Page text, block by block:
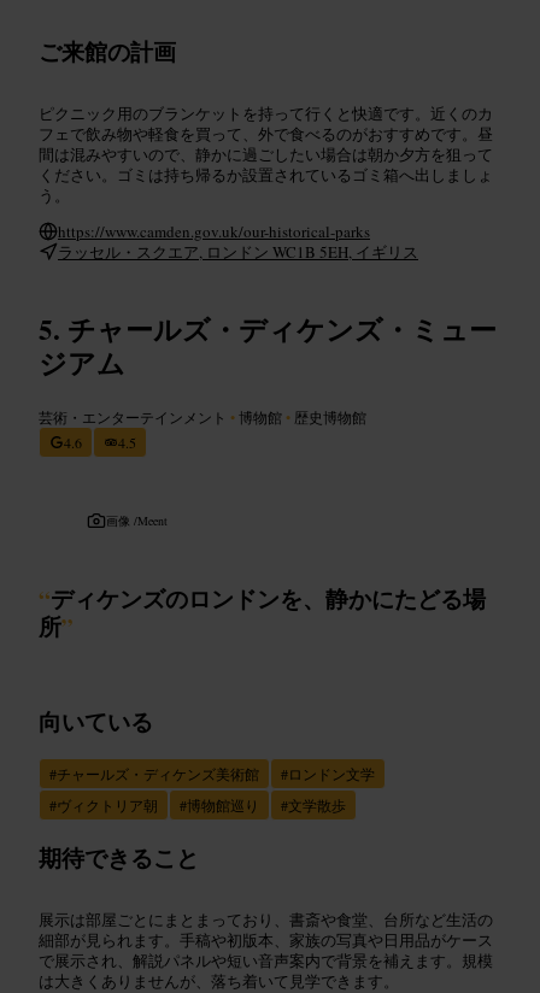
ご来館の計画
ピクニック用のブランケットを持って行くと快適です。近くのカ
フェで飲み物や軽食を買って、外で食べるのがおすすめです。昼
間は混みやすいので、静かに過ごしたい場合は朝か夕方を狙って
ください。ゴミは持ち帰るか設置されているゴミ箱へ出しましょ
う。
https://www.camden.gov.uk/our-historical-parks
ラッセル・スクエア, ロンドン WC1B 5EH, イギリス
チャールズ・ディケンズ・ミュー
ジアム
芸術・エンターテインメント •博物館 • 歴史博物館
4.6
4.5
画像 /Meent
“ディケンズのロンドンを、静かにたどる場
所”
向いている
#チャールズ・ディケンズ美術館 #ロンドン文学
#ヴィクトリア朝 #博物館巡り #文学散歩
期待できること
展示は部屋ごとにまとまっており、書斎や食堂、台所など生活の
細部が見られます。手稿や初版本、家族の写真や日用品がケース
で展示され、解説パネルや短い音声案内で背景を補えます。規模
は大きくありませんが、落ち着いて見学できます。